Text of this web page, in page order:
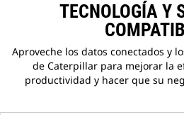
TECNOLOGÍA Y
Aproveche los datos conectados y
de Caterpillar para mejorar la
productividad y hacer que su